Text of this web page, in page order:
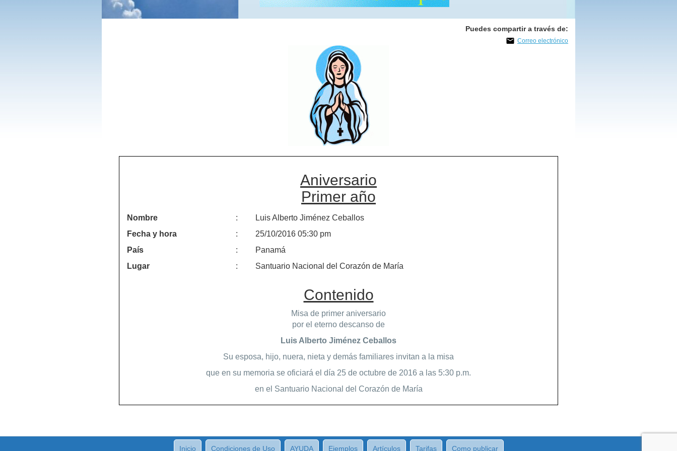
Puedes compartir a través de:
Correo electrónico
Aniversario
Primer año
Nombre :
Luis Alberto Jiménez Ceballos
Fecha y hora
:
25/10/2016 05:30 pm
País
:
Panamá
Lugar
: Santuario Nacional del Corazón de María
Contenido
Misa de primer aniversario
por el eterno descanso de
Luis Alberto Jiménez Ceballos
Su esposa, hijo, nuera, nieta y demás familiares invitan a la misa
que en su memoria se oficiará el día 25 de octubre de 2016 a las 5:30 p.m.
en el Santuario Nacional del Corazón de María
Inicio Condiciones de Uso AYUDA Ejemplos Artículos Tarifas Como publicar